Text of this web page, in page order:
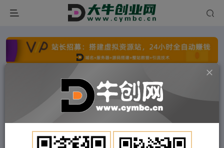
点击开通分站+ 每日收入300+
文字广告火爆招租 文字广告火爆招租
文字广告火爆招租
文字广告火爆招租 文字广告火爆招租